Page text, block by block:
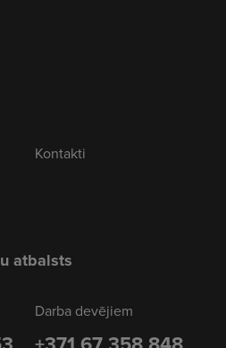
Kontakti
atbalsts
Darba devējiem